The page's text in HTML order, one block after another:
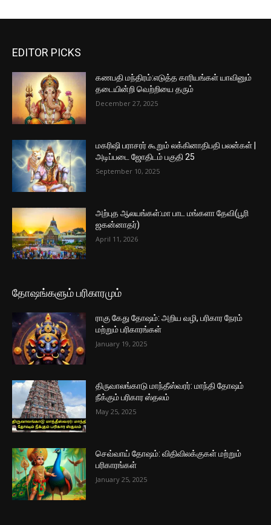
EDITOR PICKS
கணபதி மந்திரம்:எடுத்த காரியங்கள் யாவினும்
தடையின்றி வெற்றியை தரும்
December 27, 2025
மகரிஷி பராசரர் கூறும் லக்கினாதிபதி பலன்கள் |
அடிப்படை ஜோதிடம் பகுதி 25
September 10, 2025
அற்புத ஆலயங்கள்:மா பாட மங்களா தேவி(பூரி
ஜகன்னாதர்)
April 11, 2026
தோஷங்களும் பரிகாரமும்
ராகு கேது தோஷம்: அறிய வழி, பரிகார நேரம்
மற்றும் பரிகாரங்கள்
January 19, 2025
திருவாலங்காடு மாந்தீஸ்வரர்: மாந்தி தோஷம்
நீக்கும் பரிகார ஸ்தலம்
May 25, 2025
செவ்வாய் தோஷம்: விதிவிலக்குகள் மற்றும்
பரிகாரங்கள்
January 25, 2025